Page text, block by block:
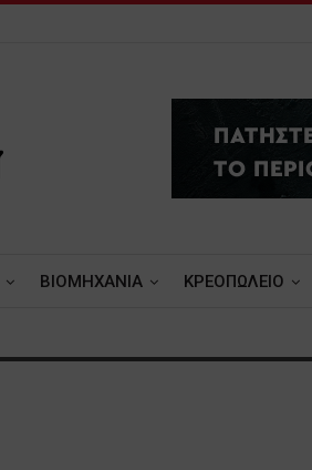
ΒΙΟΜΗΧΑΝΙΑ ΚΡΕΟΠΩΛΕΙΟ